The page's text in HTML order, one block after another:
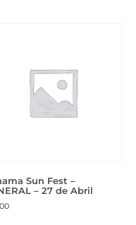
Sun Fest –
– 27 de Abril